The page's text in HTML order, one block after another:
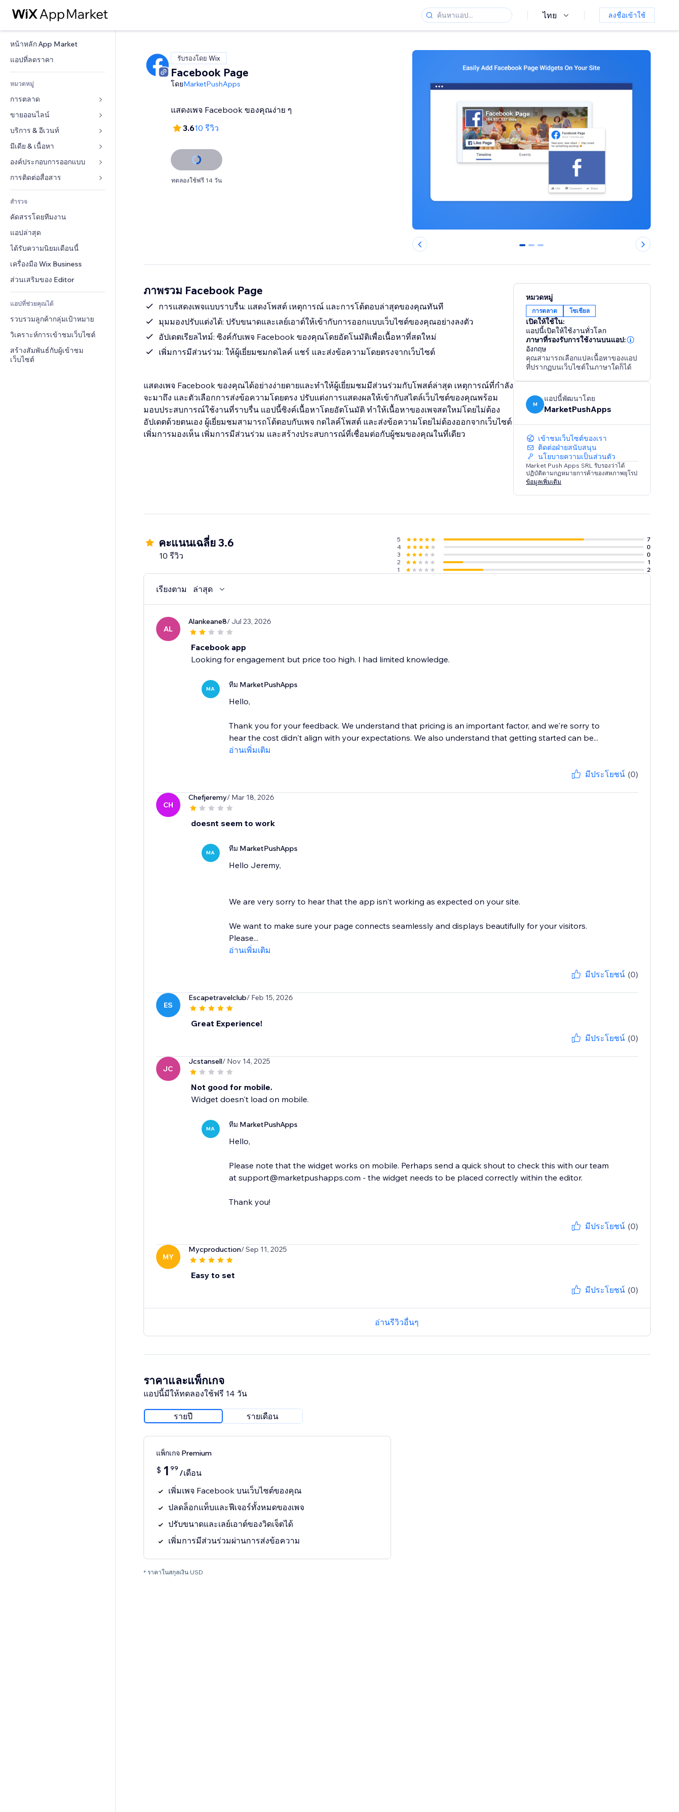
ไทย ลงชื่อเข้าใช้
หน้าหลัก App Market
แอปที่ลดราคา
หมวดหมู่
การตลาด
โฆษณา
โทรศัพท์มือถือ
บทวิเคราะห์
โซเชียล
ทำอันดับเว็บไซต์
อีเมล
ขายออนไลน์
แอปสำหรับร้านค้า
การจัดส่ง & ส่งมอบสินค้า
ปุ่มการจำหน่าย
คอร์สออนไลน์
บัญชี
คูปอง & ความภักดีในแบรนด์
โซลูชันคลังสินค้า
การดรอปชิป
(Crowdfunding)
อาหาร & เครื่องดื่ม
บริการ & อีเวนท์
โรงแรม
อีเวนท์
ร้านอาหาร
อสังหาริมทรัพย์
การจอง
มีเดีย & เนื้อหา
แกลเลอรี
เพลง
พอดแคสต์
การถ่ายภาพ
วิดีโอ
PDF
การแชร์ไฟล์
ข่าว
องค์ประกอบการออกแบบ
แผนที่  & การนำทาง
ส่วนบุคคล & ความปลอดภัย
นาฬิกา
เทมเพลตเพจ
เอฟเฟกต์รูปภาพ
ปุ่ม & เมนู
แบนเนอร์ & สัญลักษณ์
เครื่องคำนวน
ค้นหา
อากาศ
แผนภูมิ & ตาราง
แบบฟอร์ม
แบบสำรวจ
แชต
หมายเหตุ
โทรศัพท์
ชุมชน
รีวิว & การรับรอง
CRM
สำรวจ
คัดสรรโดยทีมงาน
แอปล่าสุด
ได้รับความนิยมเดือนนี้
เครื่องมือ Wix Business
ส่วนเสริมของ Editor
แอปที่ช่วยคุณได้
รวบรวมลูกค้ากลุ่มเป้าหมาย
วิเคราะห์การเข้าชมเว็บไซต์
สร้างสัมพันธ์กับผู้เข้าชม
เว็บไซต์
รับรองโดย Wix
Facebook Page
โดยMarketPushApps
แสดงเพจ Facebook ของคุณง่าย ๆ
3.610 รีวิว
ทดลองใช้ฟรี 14 วัน
0 1 2
ภาพรวม Facebook Page
การแสดงเพจแบบราบรื่น: แสดงโพสต์ เหตุการณ์ และการโต้ตอบล่าสุดของคุณทันที
มุมมองปรับแต่งได้: ปรับขนาดและเลย์เอาต์ให้เข้ากับการออกแบบเว็บไซต์ของคุณอย่างลงตัว
อัปเดตเรียลไทม์: ซิงค์กับเพจ Facebook ของคุณโดยอัตโนมัติเพื่อเนื้อหาที่สดใหม่
เพิ่มการมีส่วนร่วม: ให้ผู้เยี่ยมชมกดไลค์ แชร์ และส่งข้อความโดยตรงจากเว็บไซต์
แสดงเพจ Facebook ของคุณได้อย่างง่ายดายและทำให้ผู้เยี่ยมชมมีส่วนร่วมกับโพสต์ล่าสุด เหตุการณ์ที่กำลัง
จะมาถึง และตัวเลือกการส่งข้อความโดยตรง ปรับแต่งการแสดงผลให้เข้ากับสไตล์เว็บไซต์ของคุณพร้อม
มอบประสบการณ์ใช้งานที่ราบรื่น แอปนี้ซิงค์เนื้อหาโดยอัตโนมัติ ทำให้เนื้อหาของเพจสดใหม่โดยไม่ต้อง
อัปเดตด้วยตนเอง ผู้เยี่ยมชมสามารถโต้ตอบกับเพจ กดไลค์โพสต์ และส่งข้อความโดยไม่ต้องออกจากเว็บไซต์
เพิ่มการมองเห็น เพิ่มการมีส่วนร่วม และสร้างประสบการณ์ที่เชื่อมต่อกับผู้ชมของคุณในที่เดียว
หมวดหมู่
การตลาด โซเชียล
เปิดให้ใช้ใน:
แอปนี้เปิดให้ใช้งานทั่วโลก
ภาษาที่รองรับการใช้งานบนแอป:
อังกฤษ
คุณสามารถเลือกแปลเนื้อหาของแอป
ที่ปรากฏบนเว็บไซต์ในภาษาใดก็ได้
M
แอปนี้พัฒนาโดย
MarketPushApps
เข้าชมเว็บไซต์ของเรา
ติดต่อฝ่ายสนับสนุน
นโยบายความเป็นส่วนตัว
Market Push Apps SRL รับรองว่าได้
ปฏิบัติตามกฏหมายการค้าของสหภาพยุโรป
ข้อมูลเพิ่มเติม
คะแนนเฉลี่ย 3.6
10 รีวิว
5
7
4
0
3
0
2
1
1
2
เรียงตาม ล่าสุด
AL
Alankeane8/ Jul 23, 2026
Facebook app
Looking for engagement but price too high. I had limited knowledge.
MA ทีม MarketPushApps
Hello,
Thank you for your feedback. We understand that pricing is an important factor, and we're sorry to
hear the cost didn't align with your expectations. We also understand that getting started can be...
อ่านเพิ่มเติม
มีประโยชน์ (0)
CH
Chefjeremy/ Mar 18, 2026
doesnt seem to work
MA ทีม MarketPushApps
Hello Jeremy,
We are very sorry to hear that the app isn't working as expected on your site.
We want to make sure your page connects seamlessly and displays beautifully for your visitors.
Please...
อ่านเพิ่มเติม
มีประโยชน์ (0)
ES
Escapetravelclub/ Feb 15, 2026
Great Experience!
มีประโยชน์ (0)
JC
Jcstansell/ Nov 14, 2025
Not good for mobile.
Widget doesn't load on mobile.
MA ทีม MarketPushApps
Hello,
Please note that the widget works on mobile. Perhaps send a quick shout to check this with our team
at support@marketpushapps.com - the widget needs to be placed correctly within the editor.
Thank you!
มีประโยชน์ (0)
MY
Mycproduction/ Sep 11, 2025
Easy to set
มีประโยชน์ (0)
อ่านรีวิวอื่นๆ
ราคาและแพ็กเกจ
แอปนี้มีให้ทดลองใช้ฟรี 14 วัน
รายปี รายเดือน
แพ็กเกจ Premium
$ 1 99 /เดือน
เพิ่มเพจ Facebook บนเว็บไซต์ของคุณ
ปลดล็อกแท็บและฟีเจอร์ทั้งหมดของเพจ
ปรับขนาดและเลย์เอาต์ของวิดเจ็ตได้
เพิ่มการมีส่วนร่วมผ่านการส่งข้อความ
* ราคาในสกุลเงิน USD